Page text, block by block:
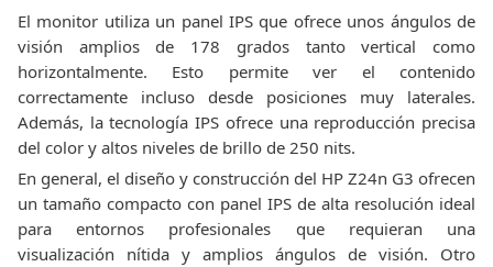
El monitor utiliza un panel IPS que ofrece unos ángulos de
visión amplios de 178 grados tanto vertical como
horizontalmente. Esto permite ver el contenido
correctamente incluso desde posiciones muy laterales.
Además, la tecnología IPS ofrece una reproducción precisa
del color y altos niveles de brillo de 250 nits.
En general, el diseño y construcción del HP Z24n G3 ofrecen
un tamaño compacto con panel IPS de alta resolución ideal
para entornos profesionales que requieran una
visualización nítida y amplios ángulos de visión. Otro